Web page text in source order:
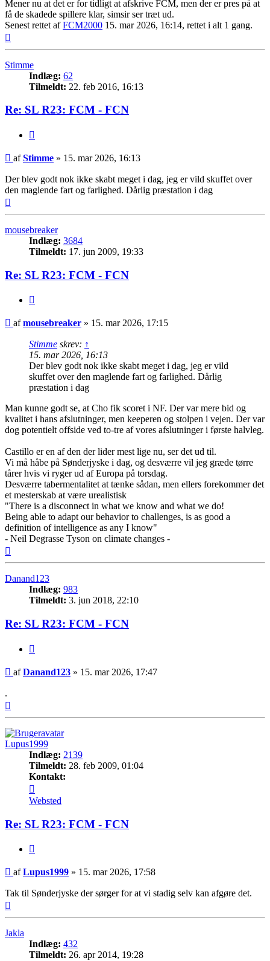
Mener nu at det er for tidligt at afskrive FCM, men der er pres på at
få de skadede spillere klar, simsir ser træt ud.
Senest rettet afFCM2000 15. mar 2026, 16:14, rettet i alt 1 gang.
Stimme
Indlæg: 62
Tilmeldt: 22. feb 2016, 16:13
Re: SL R23: FCM - FCN
Indlæg
afStimme » 15. mar 2026, 16:13
Der blev godt nok ikke skabt meget i dag, jeg er vild skuffet over
den maglende fart og farlighed. Dårlig præstation i dag
mousebreaker
Indlæg: 3684
Tilmeldt: 17. jun 2009, 19:33
Re: SL R23: FCM - FCN
Indlæg
afmousebreaker » 15. mar 2026, 17:15
Stimme skrev: ↑
15. mar 2026, 16:13
Der blev godt nok ikke skabt meget i dag, jeg er vild
skuffet over den maglende fart og farlighed. Dårlig
præstation i dag
Man kunne godt se, at Cho fik scoret i NF. Der var mere bid og
kvalitet i hans afslutninger, men keeperen og stolpen i vejen. Der var
dog potentielt offside ved to-tre af vores afslutninger i første halvleg.
Castillo er en af den der lider mest lige nu, ser det ud til.
Vi må håbe på Sønderjyske i dag, og desværre vil jeg græde tørre
tårer hvis vi ryger ud af Europa på torsdag.
Desværre tabermentalitet at tænke sådan, men ellers forekommer det
et mesterskab at være urealistisk
"There is a disconnect in what we know and what we do!
Being able to adapt our behavior to challenges, is as good a
definition of intelligence as any I know"
- Neil Degrasse Tyson on climate changes -
Danand123
Indlæg: 983
Tilmeldt: 3. jun 2018, 22:10
Re: SL R23: FCM - FCN
Indlæg
afDanand123 » 15. mar 2026, 17:47
.
Lupus1999
Indlæg: 2139
Tilmeldt: 28. feb 2009, 01:04
Kontakt:
Lupus1999
Websted
Re: SL R23: FCM - FCN
Indlæg
afLupus1999 » 15. mar 2026, 17:58
Tak til Sønderjyske der sørger for at vi stadig selv kan afgøre det.
Jakla
Indlæg: 432
Tilmeldt: 26. apr 2014, 19:28